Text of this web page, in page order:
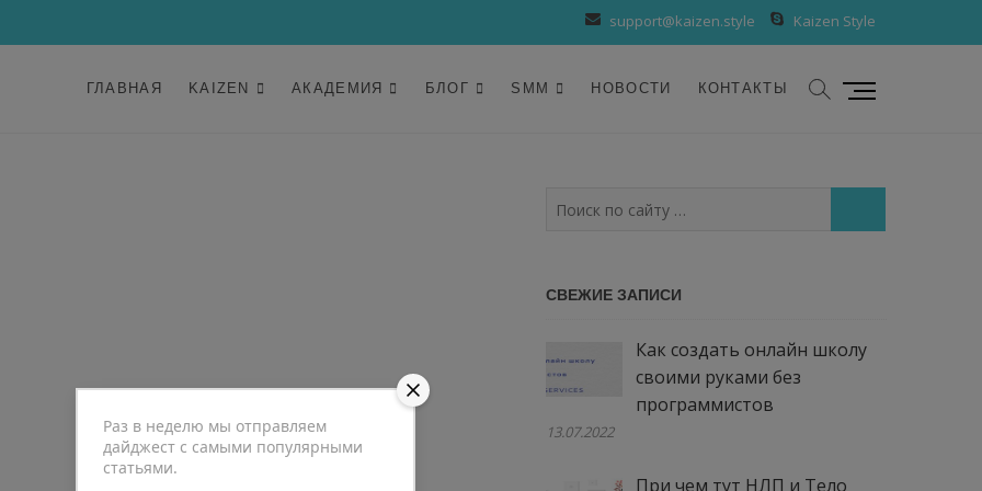
support@kaizen.style Kaizen Style
ГЛАВНАЯ KAIZEN АКАДЕМИЯ БЛОГ SMM НОВОСТИ КОНТАКТЫ
К
по
СВЕЖИЕ ЗАПИСИ
Как создать онлайн школу
своими руками без
программистов
13.07.2022
При чем тут НЛП и Тело
Раз в неделю мы отправляем
дайджест с самыми популярными
статьями.